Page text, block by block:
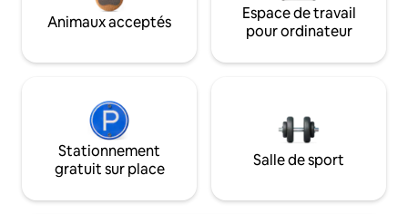
Animaux acceptés
Espace de travail
pour ordinateur
Stationnement
gratuit sur place
Salle de sport